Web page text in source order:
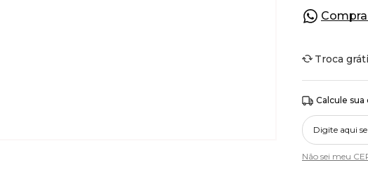
Troca
Calcule
Não sei meu